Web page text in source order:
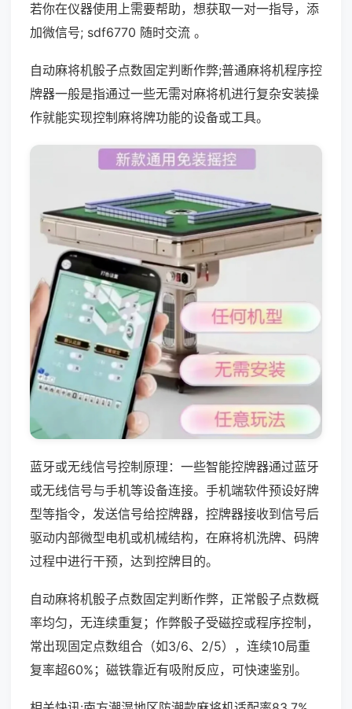
若你在仪器使用上需要帮助，想获取一对一指导，添
加微信号; sdf6770 随时交流 。
自动麻将机骰子点数固定判断作弊;普通麻将机程序控
牌器一般是指通过一些无需对麻将机进行复杂安装操
作就能实现控制麻将牌功能的设备或工具。
蓝牙或无线信号控制原理：一些智能控牌器通过蓝牙
或无线信号与手机等设备连接。手机端软件预设好牌
型等指令，发送信号给控牌器，控牌器接收到信号后
驱动内部微型电机或机械结构，在麻将机洗牌、码牌
过程中进行干预，达到控牌目的。
自动麻将机骰子点数固定判断作弊，正常骰子点数概
率均匀，无连续重复；作弊骰子受磁控或程序控制，
常出现固定点数组合（如3/6、2/5），连续10局重
复率超60%；磁铁靠近有吸附反应，可快速鉴别。